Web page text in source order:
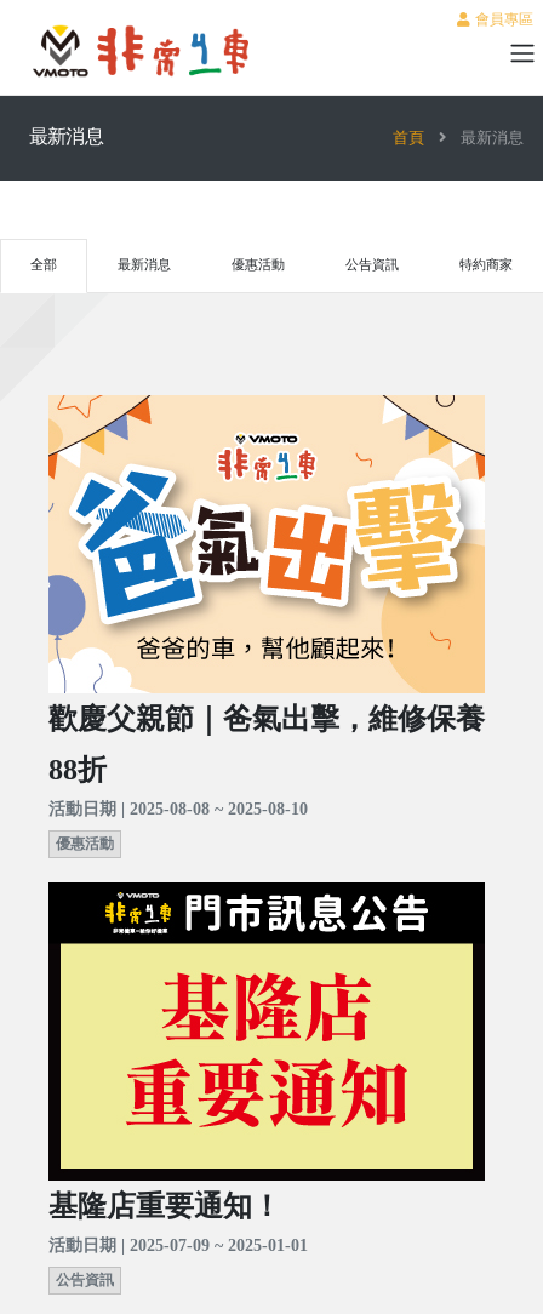
會員專區
最新消息 首頁 最新消息
全部 最新消息 優惠活動 公告資訊 特約商家
歡慶父親節｜爸氣出擊，維修保養
88折
活動日期 | 2025-08-08 ~ 2025-08-10
優惠活動
基隆店重要通知！
活動日期 | 2025-07-09 ~ 2025-01-01
公告資訊